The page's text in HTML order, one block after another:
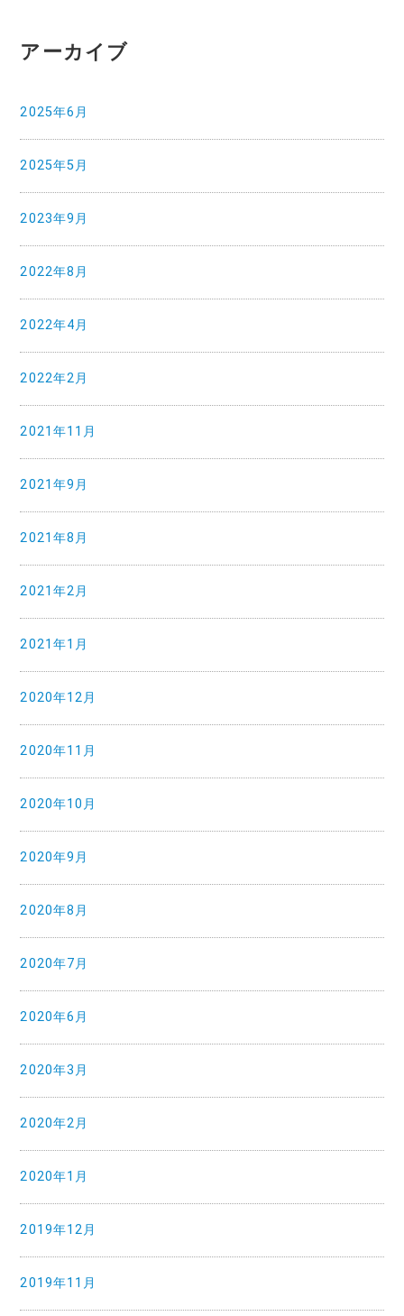
アーカイブ
2025年6月
2025年5月
2023年9月
2022年8月
2022年4月
2022年2月
2021年11月
2021年9月
2021年8月
2021年2月
2021年1月
2020年12月
2020年11月
2020年10月
2020年9月
2020年8月
2020年7月
2020年6月
2020年3月
2020年2月
2020年1月
2019年12月
2019年11月